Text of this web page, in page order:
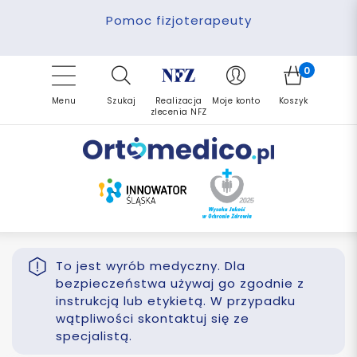
Darmowa dostawa
Pomoc fizjoterapeuty
Finansowanie PFRON
Refundacja NFZ
Zrealizuj zlecenie ponownie
Menu Szukaj
Realizacja
zlecenia NFZ
Moje konto
0
Koszyk
To jest wyrób medyczny. Dla
bezpieczeństwa używaj go zgodnie z
instrukcją lub etykietą. W przypadku
wątpliwości skontaktuj się ze
specjalistą.